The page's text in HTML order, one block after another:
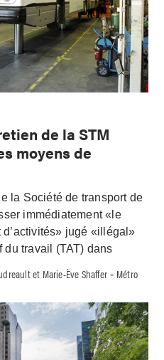
de la STM
moyens de
la Société de transport de
immédiatement «le
jugé «illégal»
du travail (TAT) dans
et Marie-Ève Shaffer - Métro